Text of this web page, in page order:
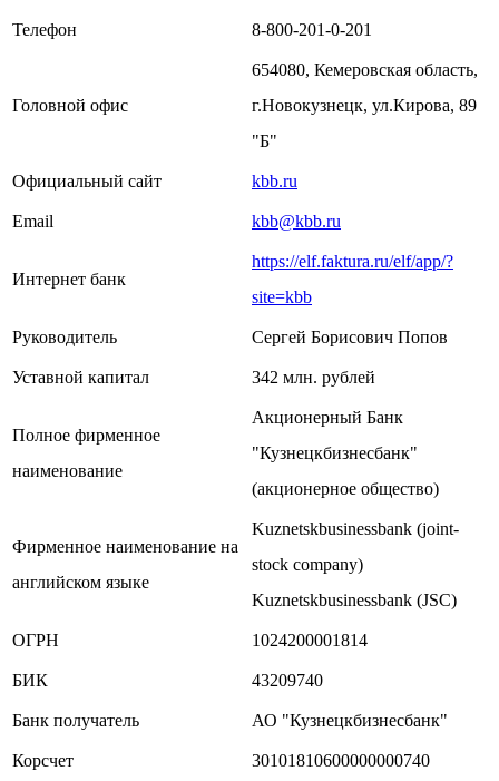
Телефон 8-800-201-0-201
Головной офис
654080, Кемеровская область,
г.Новокузнецк, ул.Кирова, 89
"Б"
Официальный сайт kbb.ru
Email kbb@kbb.ru
Интернет банк
https://elf.faktura.ru/elf/app/?
site=kbb
Руководитель Сергей Борисович Попов
Уставной капитал 342 млн. рублей
Полное фирменное
наименование
Акционерный Банк
"Кузнецкбизнесбанк"
(акционерное общество)
Фирменное наименование на
английском языке
Kuznetskbusinessbank (joint-
stock company)
Kuznetskbusinessbank (JSC)
ОГРН 1024200001814
БИК 43209740
Банк получатель АО "Кузнецкбизнесбанк"
Корсчет 30101810600000000740